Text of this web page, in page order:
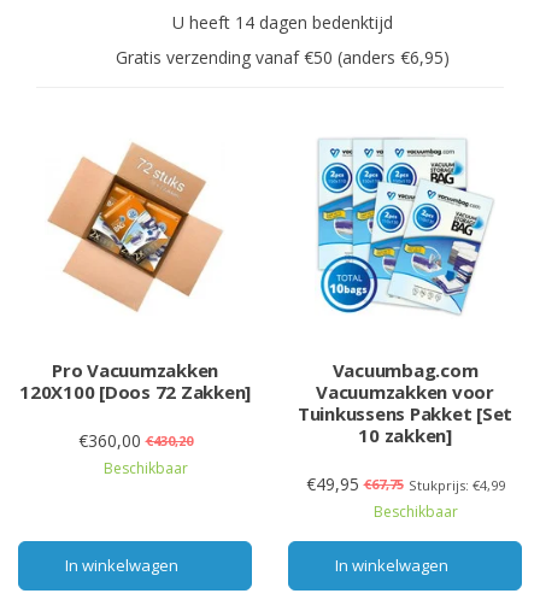
U heeft 14 dagen bedenktijd
Gratis verzending vanaf €50 (anders €6,95)
Pro Vacuumzakken
120X100 [Doos 72 Zakken]
€360,00 €430,20
Beschikbaar
In winkelwagen
Vacuumbag.com
Vacuumzakken voor
Tuinkussens Pakket [Set
10 zakken]
€49,95 €67,75 Stukprijs: €4,99
Beschikbaar
In winkelwagen